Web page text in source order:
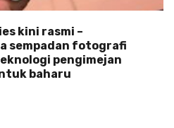
kini rasmi –
sempadan fotografi
pengimejan
baharu